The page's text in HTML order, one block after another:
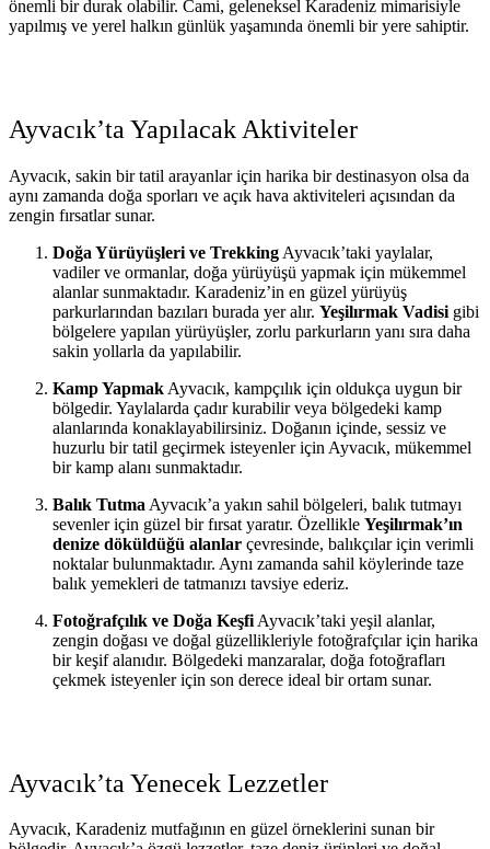
önemli bir durak olabilir. Cami, geleneksel Karadeniz mimarisiyle
yapılmış ve yerel halkın günlük yaşamında önemli bir yere sahiptir.
Ayvacık’ta Yapılacak Aktiviteler
Ayvacık, sakin bir tatil arayanlar için harika bir destinasyon olsa da
aynı zamanda doğa sporları ve açık hava aktiviteleri açısından da
zengin fırsatlar sunar.
Doğa Yürüyüşleri ve Trekking Ayvacık’taki yaylalar,
vadiler ve ormanlar, doğa yürüyüşü yapmak için mükemmel
alanlar sunmaktadır. Karadeniz’in en güzel yürüyüş
parkurlarından bazıları burada yer alır. Yeşilırmak Vadisi gibi
bölgelere yapılan yürüyüşler, zorlu parkurların yanı sıra daha
sakin yollarla da yapılabilir.
Kamp Yapmak Ayvacık, kampçılık için oldukça uygun bir
bölgedir. Yaylalarda çadır kurabilir veya bölgedeki kamp
alanlarında konaklayabilirsiniz. Doğanın içinde, sessiz ve
huzurlu bir tatil geçirmek isteyenler için Ayvacık, mükemmel
bir kamp alanı sunmaktadır.
Balık Tutma Ayvacık’a yakın sahil bölgeleri, balık tutmayı
sevenler için güzel bir fırsat yaratır. Özellikle Yeşilırmak’ın
denize döküldüğü alanlar çevresinde, balıkçılar için verimli
noktalar bulunmaktadır. Aynı zamanda sahil köylerinde taze
balık yemekleri de tatmanızı tavsiye ederiz.
Fotoğrafçılık ve Doğa Keşfi Ayvacık’taki yeşil alanlar,
zengin doğası ve doğal güzellikleriyle fotoğrafçılar için harika
bir keşif alanıdır. Bölgedeki manzaralar, doğa fotoğrafları
çekmek isteyenler için son derece ideal bir ortam sunar.
Ayvacık’ta Yenecek Lezzetler
Ayvacık, Karadeniz mutfağının en güzel örneklerini sunan bir